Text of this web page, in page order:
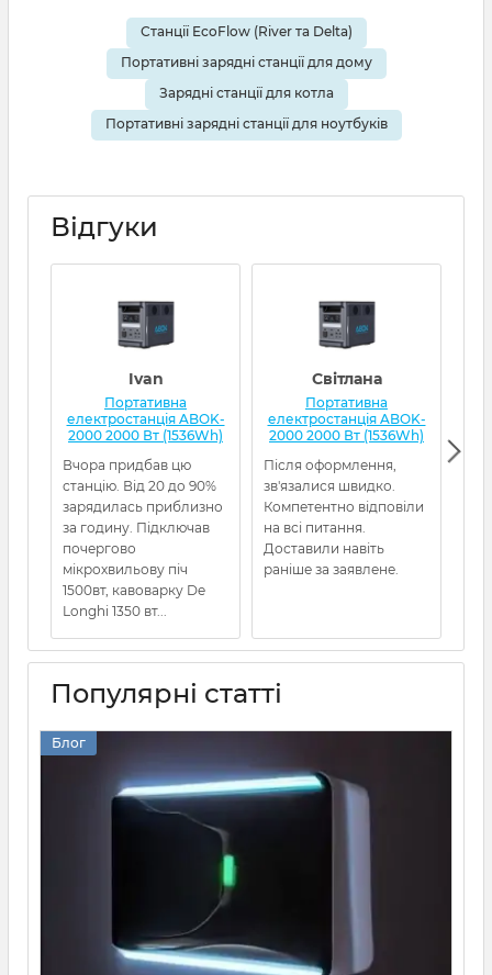
Станції EcoFlow (River та Delta)
Портативні зарядні станції для дому
Зарядні станції для котла
Портативні зарядні станції для ноутбуків
Відгуки
Ivan
Портативна
електростанція ABOK-
2000 2000 Вт (1536Wh)
Вчора придбав цю
станцію. Від 20 до 90%
зарядилась приблизно
за годину. Підключав
почергово
мікрохвильову піч
1500вт, кавоварку De
Longhi 1350 вт...
Світлана
Портативна
електростанція ABOK-
2000 2000 Вт (1536Wh)
Після оформлення,
зв'язалися швидко.
Компетентно відповіли
на всі питання.
Доставили навіть
раніше за заявлене.
Популярні статті
Блог